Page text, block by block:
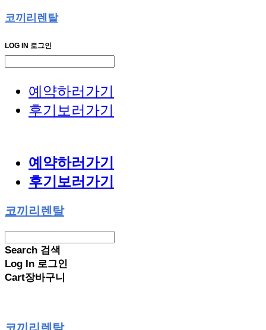
코끼리렌탈
LOG IN 로그인
예약하러가기
후기보러가기
예약하러가기
후기보러가기
코끼리렌탈
Search 검색
Log In 로그인
Cart장바구니